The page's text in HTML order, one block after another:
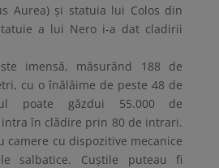
Aurea) și statuia lui Colos din
a lui Nero i-a dat cladirii
imensă, măsurând 188 de
cu o înălâime de peste 48 de
poate găzdui 55.000 de
în clădire prin 80 de intrari.
camere cu dispozitive mecanice
salbatice. Cuștile puteau fi